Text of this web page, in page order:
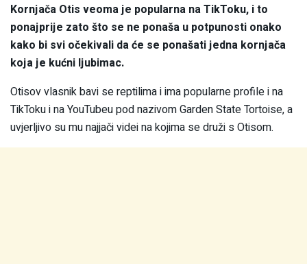
Kornjača Otis veoma je popularna na TikToku, i to
ponajprije zato što se ne ponaša u potpunosti onako
kako bi svi očekivali da će se ponašati jedna kornjača
koja je kućni ljubimac.
Otisov vlasnik bavi se reptilima i ima popularne profile i na
TikToku i na YouTubeu pod nazivom Garden State Tortoise, a
uvjerljivo su mu najjači videi na kojima se druži s Otisom.